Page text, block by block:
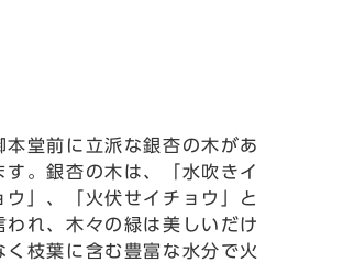
堂前に立派な銀杏の木があ
す。銀杏の木は、「水吹きイ
ウ」、「火伏せイチョウ」と
われ、木々の緑は美しいだけ
く枝葉に含む豊富な水分で火